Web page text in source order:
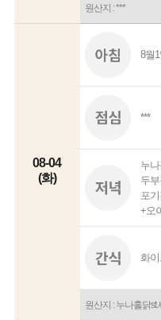
원산지 : ***
08-04
(화)
8월
***
누
두
포
+오
화
원산지 : 누나홀닭